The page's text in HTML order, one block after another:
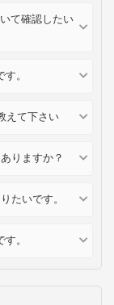
て確認したい
。
えて下さい
りますか？
たいです。
。